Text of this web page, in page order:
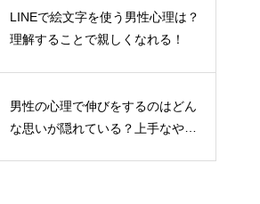
LINEで絵文字を使う男性心理は？
理解することで親しくなれる！
男性の心理で伸びをするのはどん
な思いが隠れている？上手なやり